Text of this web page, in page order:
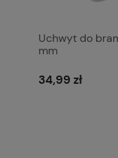
Uchwyt do
mm
34,99 zł